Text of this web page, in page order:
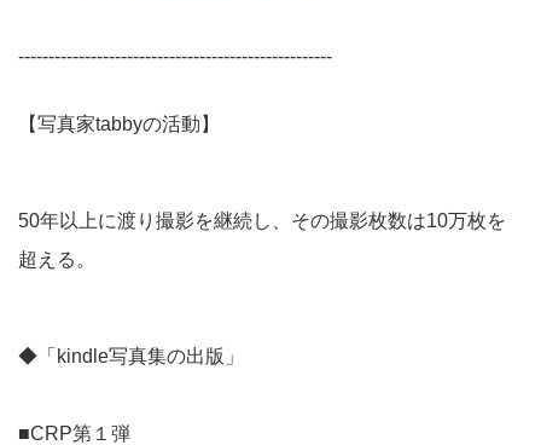
----------------------------------------------------
【写真家tabbyの活動】
50年以上に渡り撮影を継続し、その撮影枚数は10万枚を
超える。
◆「kindle写真集の出版」
■CRP第１弾